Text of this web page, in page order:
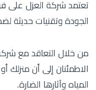
تعتمد شركة العزل على
الجودة وتقنيات حديثة
من خلال التعاقد مع
الاطمئنان إلى أن
المياه وآثارها الضارة.